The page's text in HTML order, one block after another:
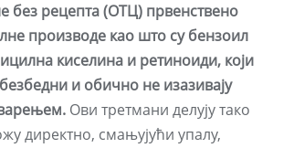
без рецепта (ОТЦ) првенствено
производе као што су бензоил
киселина и ретиноиди, који
и обично не изазивају
Ови третмани делују тако
директно, смањујући упалу,